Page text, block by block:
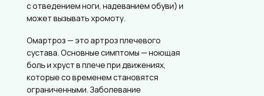
с отведением ноги, надеванием обуви) и
может вызывать хромоту.
Омартроз — это артроз плечевого
сустава. Основные симптомы — ноющая
боль и хруст в плече при движениях,
которые со временем становятся
ограниченными. Заболевание